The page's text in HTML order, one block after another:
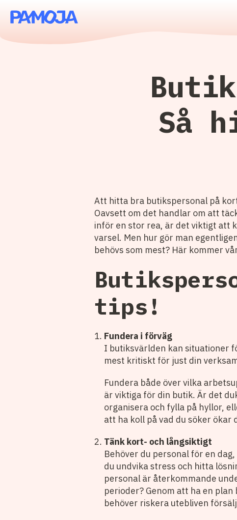
Så
Att hitta bra butikspersonal på
Oavsett om det handlar om att
inför en stor rea, är det viktigt att
varsel. Men hur gör man
behövs som mest? Här kommer
tips!
Fundera i förväg
I butiksvärlden kan situationer
mest kritiskt för just din
Fundera både över vilka
är viktiga för din butik. Är det
organisera och fylla på hyllor,
att ha koll på vad du söker
Tänk kort- och långsiktigt
Behöver du personal för en
du undvika stress och hitta
personal är återkommande
perioder? Genom att ha en
behöver riskera utebliven